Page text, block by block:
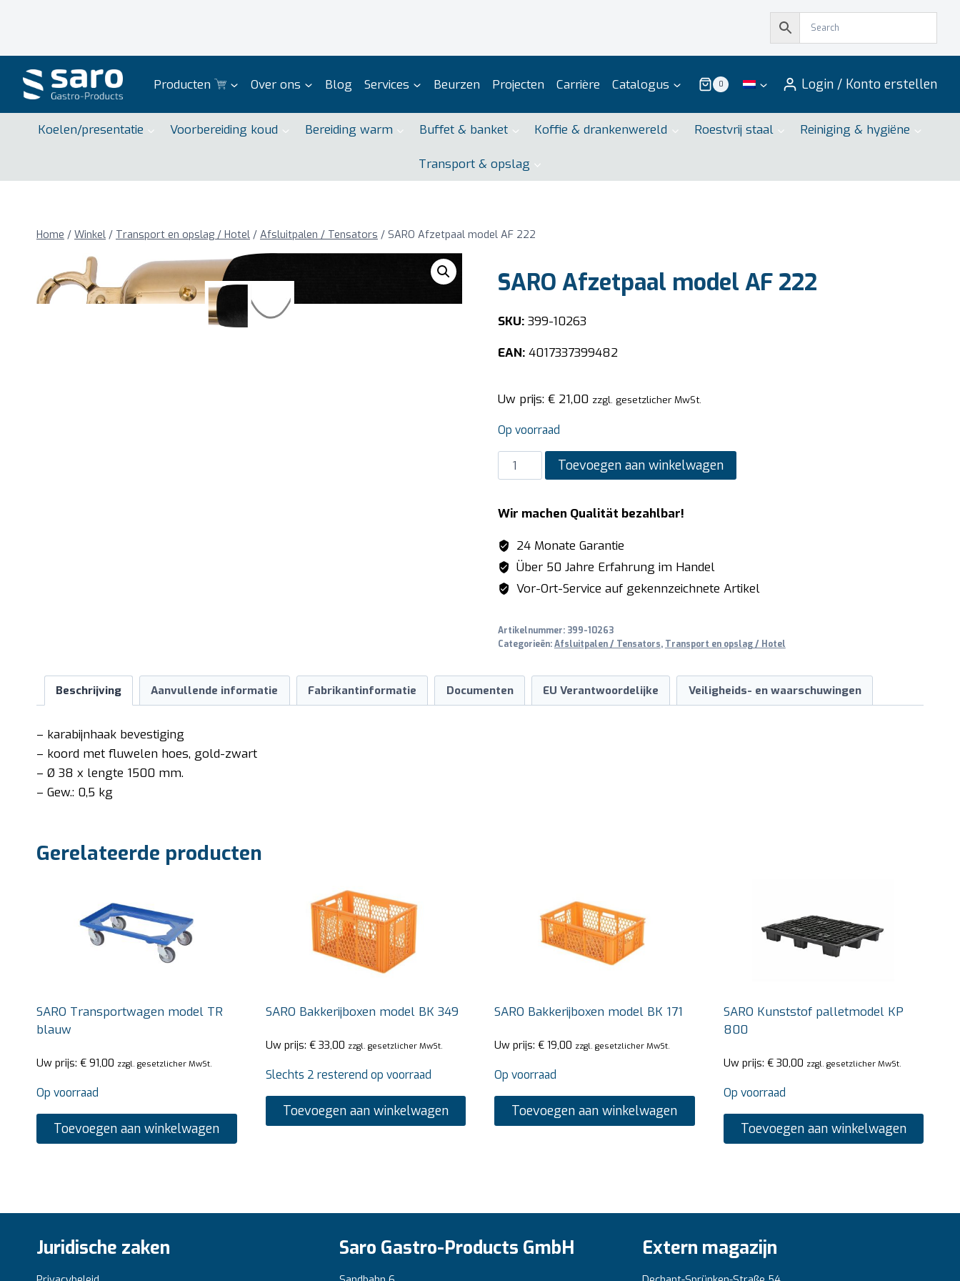
Producten Over ons Blog Services Beurzen Projecten Carrière Catalogus 0 Login / Konto erstellen
Koelen/presentatie Voorbereiding koud Bereiding warm Buffet & banket Koffie & drankenwereld Roestvrij staal Reiniging & hygiëne
Transport & opslag
Home / Winkel / Transport en opslag / Hotel / Afsluitpalen / Tensators / SARO Afzetpaal model AF 222
SARO Afzetpaal model AF 222
SKU:399-10263
EAN:4017337399482
Uw prijs: €21,00 zzgl. gesetzlicher MwSt.
Op voorraad
SARO
Afzetpaal
AF
222
aantal
Toevoegen aan winkelwagen
Wir machen Qualität bezahlbar!
24 Monate Garantie
Über 50 Jahre Erfahrung im Handel
Vor-Ort-Service auf gekennzeichnete Artikel
Artikelnummer: 399-10263
Categorieën:Afsluitpalen / Tensators, Transport en opslag / Hotel
Beschrijving Aanvullende informatie Fabrikantinformatie Documenten EU Verantwoordelijke Veiligheids- en waarschuwingen
– karabijnhaak bevestiging
– koord met fluwelen hoes, gold-zwart
– Ø 38 x lengte 1500 mm.
– Gew.: 0,5 kg
Gerelateerde producten
SARO Transportwagen model TR
blauw
Uw prijs: € 91,00 zzgl. gesetzlicher MwSt.
Op voorraad
Toevoegen aan winkelwagen
SARO Bakkerijboxen model BK 349
Uw prijs: €33,00 zzgl. gesetzlicher MwSt.
Slechts 2 resterend op voorraad
Toevoegen aan winkelwagen
SARO Bakkerijboxen model BK 171
Uw prijs: € 19,00 zzgl. gesetzlicher MwSt.
Op voorraad
Toevoegen aan winkelwagen
SARO Kunststof palletmodel KP
800
Uw prijs: €30,00 zzgl. gesetzlicher MwSt.
Op voorraad
Toevoegen aan winkelwagen
Juridische zaken Saro Gastro-Products GmbH Extern magazijn